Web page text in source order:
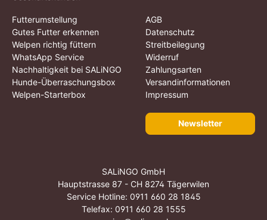
Futterumstellung
Gutes Futter erkennen
Welpen richtig füttern
WhatsApp Service
Nachhaltigkeit bei SALiNGO
Hunde-Überraschungsbox
Welpen-Starterbox
AGB
Datenschutz
Streitbeilegung
Widerruf
Zahlungsarten
Versandinformationen
Impressum
Newsletter
SALiNGO GmbH
Hauptstrasse 87 - CH 8274 Tägerwilen
Service Hotline: 0911 660 28 1845
Telefax: 0911 660 28 1555